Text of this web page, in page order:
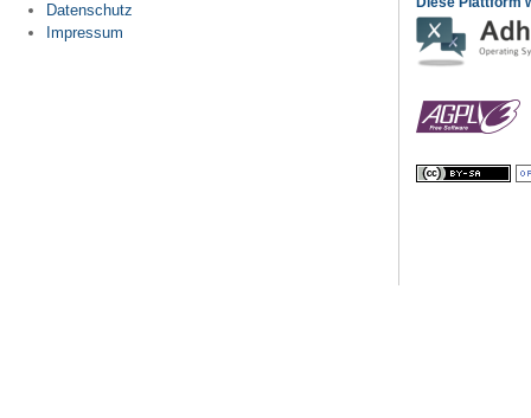
Datenschutz
Impressum